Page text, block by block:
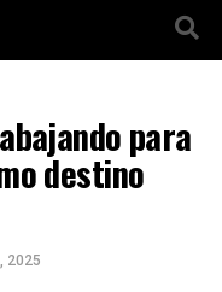
para
destino
2025